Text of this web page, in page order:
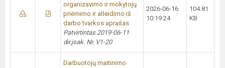
organizavimo ir mokytojų
priėmimo ir atleidimo iš
darbo tvarkos aprašas
Patvirtintas 2019-06-11
dir.įsak. Nr. V1-20
2026-06-16
10:19:24
104.81
KB
Darbuotojų maitinimo